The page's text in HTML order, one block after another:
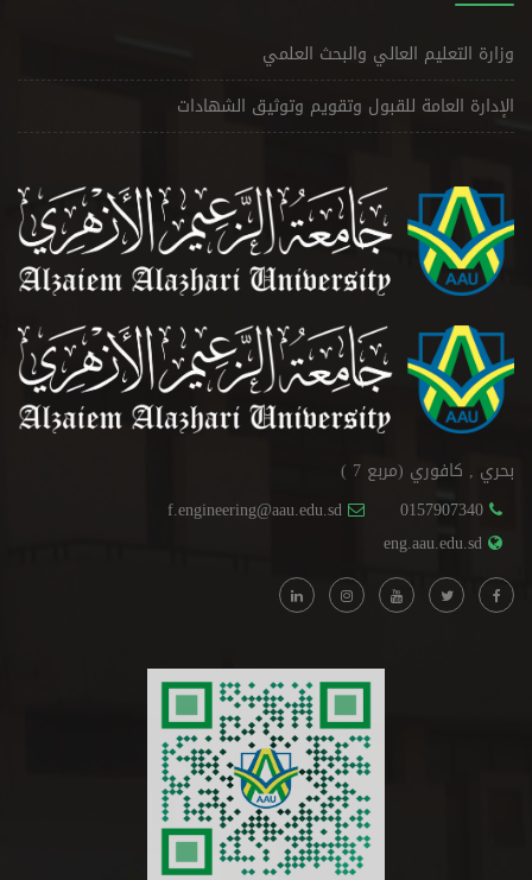
وزارة التعليم العالي والبحث العلمي
الإدارة العامة للقبول وتقويم وتوثيق الشهادات
بحري , كافوري (مربع 7 )
0157907340
f.engineering@aau.edu.sd
eng.aau.edu.sd